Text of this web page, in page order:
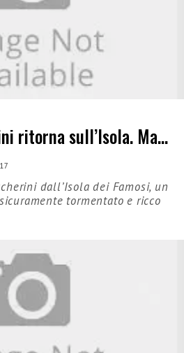
ritorna sull’Isola. Ma…
dall’Isola dei Famosi, un
tormentato e ricco